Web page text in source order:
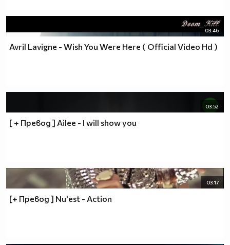
03:46
Avril Lavigne - Wish You Were Here ( Official Video Hd )
03:52
[ + Превод ] Ailee - I will show you
03:17
[+ Превод ] Nu'est - Action